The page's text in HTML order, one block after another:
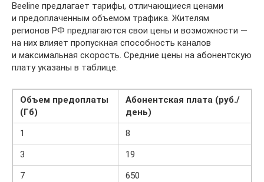
Beeline предлагает тарифы, отличающиеся ценами
и предоплаченным объемом трафика. Жителям
регионов РФ предлагаются свои цены и возможности —
на них влияет пропускная способность каналов
и максимальная скорость. Средние цены на абонентскую
плату указаны в таблице.
Объем предоплаты
(Гб)
Абонентская плата (руб./
день)
1
8
3
19
7
650